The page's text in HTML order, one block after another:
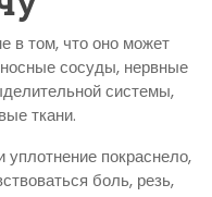
в том, что оно может
сосуды, нервные
системы,
ткани.
уплотнение покраснело,
боль, резь,